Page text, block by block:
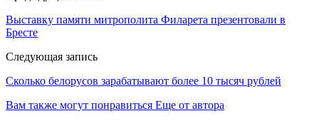
Выставку памяти митрополита Филарета презентовали в
Бресте
Следующая запись
Сколько белорусов зарабатывают более 10 тысяч рублей
Вам также могут понравиться Еще от автора